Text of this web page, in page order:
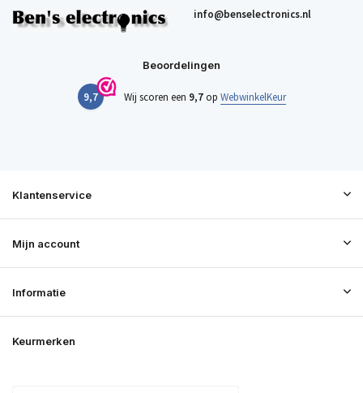
info@benselectronics.nl
Beoordelingen
9,7 Wij scoren een 9,7op WebwinkelKeur
Klantenservice
Mijn account
Informatie
Keurmerken